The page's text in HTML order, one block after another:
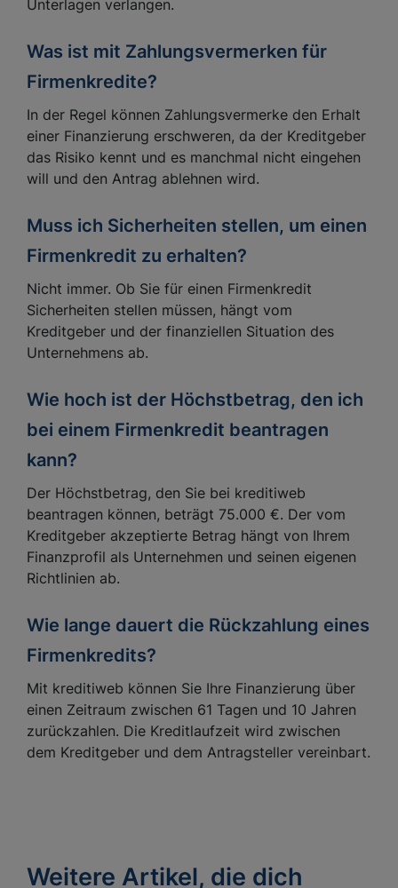
Unterlagen verlangen.
Was ist mit Zahlungsvermerken für
Firmenkredite?
In der Regel können Zahlungsvermerke den Erhalt
einer Finanzierung erschweren, da der Kreditgeber
das Risiko kennt und es manchmal nicht eingehen
will und den Antrag ablehnen wird.
Muss ich Sicherheiten stellen, um einen
Firmenkredit zu erhalten?
Nicht immer. Ob Sie für einen Firmenkredit
Sicherheiten stellen müssen, hängt vom
Kreditgeber und der finanziellen Situation des
Unternehmens ab.
Wie hoch ist der Höchstbetrag, den ich
bei einem Firmenkredit beantragen
kann?
Der Höchstbetrag, den Sie bei kreditiweb
beantragen können, beträgt 75.000 €. Der vom
Kreditgeber akzeptierte Betrag hängt von Ihrem
Finanzprofil als Unternehmen und seinen eigenen
Richtlinien ab.
Wie lange dauert die Rückzahlung eines
Firmenkredits?
Mit kreditiweb können Sie Ihre Finanzierung über
einen Zeitraum zwischen 61 Tagen und 10 Jahren
zurückzahlen. Die Kreditlaufzeit wird zwischen
dem Kreditgeber und dem Antragsteller vereinbart.
Weitere Artikel, die dich